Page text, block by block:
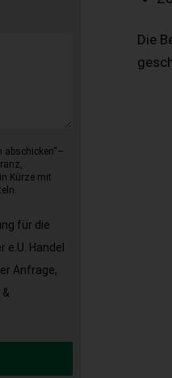
abschicken“–
Kürze mit
für die
Handel
Anfrage,
Die